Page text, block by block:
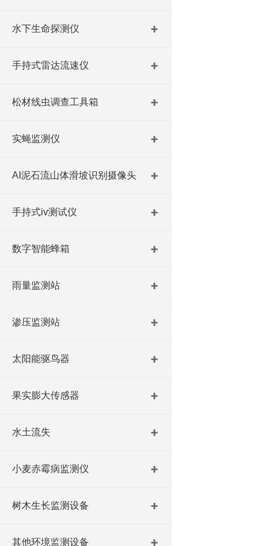
水下生命探测仪
手持式雷达流速仪
松材线虫调查工具箱
实蝇监测仪
AI泥石流山体滑坡识别摄像头
手持式iv测试仪
数字智能蜂箱
雨量监测站
渗压监测站
太阳能驱鸟器
果实膨大传感器
水土流失
小麦赤霉病监测仪
树木生长监测设备
其他环境监测设备